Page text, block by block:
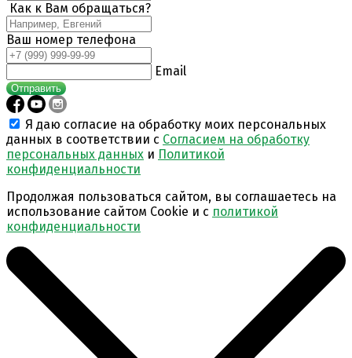
Как к Вам обращаться?
Ваш номер телефона
Email
Отправить
Я даю согласие на обработку моих персональных
данных в соответствии с Согласием на обработку
персональных данных и Политикой
конфиденциальности
Продолжая пользоваться сайтом, вы соглашаетесь на
использование сайтом Cookie и с политикой
конфиденциальности